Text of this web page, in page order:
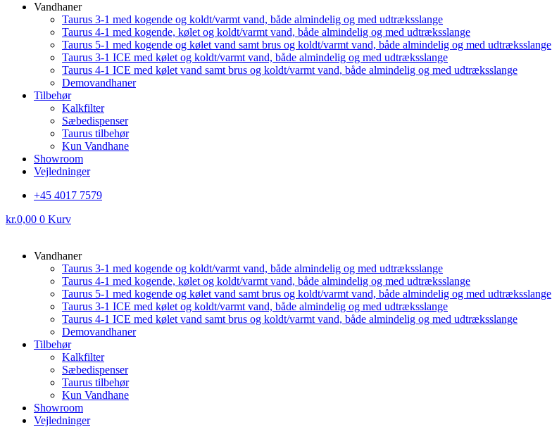
Vandhaner
Taurus 3-1 med kogende og koldt/varmt vand, både almindelig og med udtræksslange
Taurus 4-1 med kogende, kølet og koldt/varmt vand, både almindelig og med udtræksslange
Taurus 5-1 med kogende og kølet vand samt brus og koldt/varmt vand, både almindelig og med udtræksslange
Taurus 3-1 ICE med kølet og koldt/varmt vand, både almindelig og med udtræksslange
Taurus 4-1 ICE med kølet vand samt brus og koldt/varmt vand, både almindelig og med udtræksslange
Demovandhaner
Tilbehør
Kalkfilter
Sæbedispenser
Taurus tilbehør
Kun Vandhane
Showroom
Vejledninger
+45 4017 7579
kr.0,00 0 Kurv
Vandhaner
Taurus 3-1 med kogende og koldt/varmt vand, både almindelig og med udtræksslange
Taurus 4-1 med kogende, kølet og koldt/varmt vand, både almindelig og med udtræksslange
Taurus 5-1 med kogende og kølet vand samt brus og koldt/varmt vand, både almindelig og med udtræksslange
Taurus 3-1 ICE med kølet og koldt/varmt vand, både almindelig og med udtræksslange
Taurus 4-1 ICE med kølet vand samt brus og koldt/varmt vand, både almindelig og med udtræksslange
Demovandhaner
Tilbehør
Kalkfilter
Sæbedispenser
Taurus tilbehør
Kun Vandhane
Showroom
Vejledninger